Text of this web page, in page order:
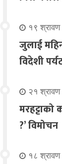
१९
जुलाई
विदेशी
२१ श्रावण
मरहट्टाको
?’ विमोचन
१८